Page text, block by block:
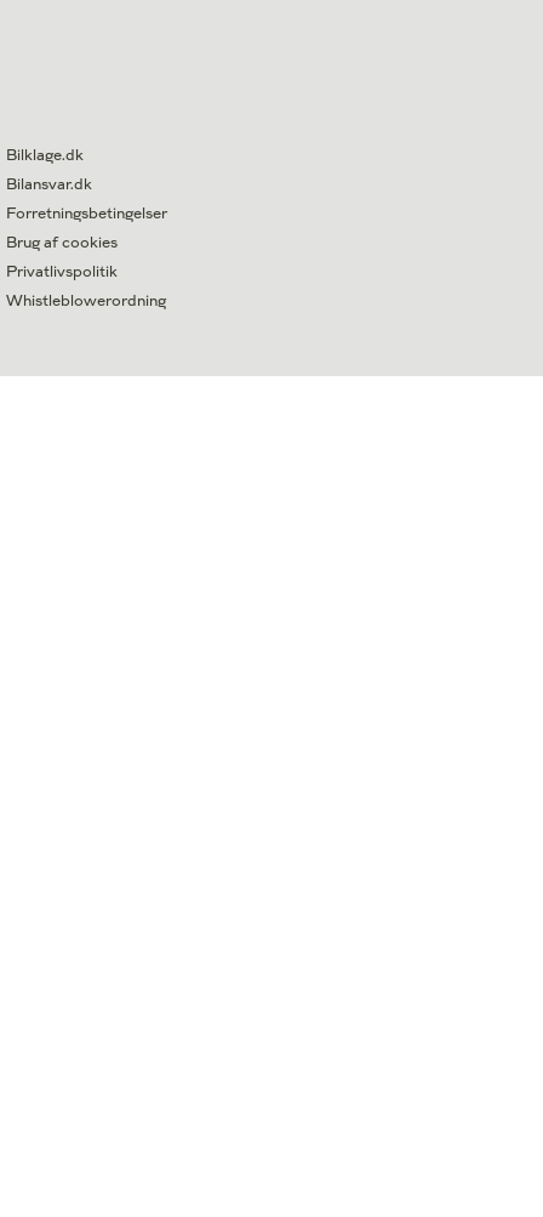
Bilklage.dk
Bilansvar.dk
Forretningsbetingelser
Brug af cookies
Privatlivspolitik
Whistleblowerordning